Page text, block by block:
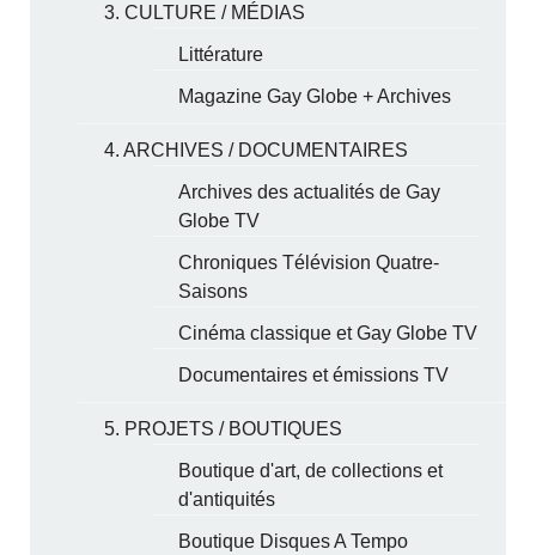
3. CULTURE / MÉDIAS
Littérature
Magazine Gay Globe + Archives
4. ARCHIVES / DOCUMENTAIRES
Archives des actualités de Gay
Globe TV
Chroniques Télévision Quatre-
Saisons
Cinéma classique et Gay Globe TV
Documentaires et émissions TV
5. PROJETS / BOUTIQUES
Boutique d'art, de collections et
d'antiquités
Boutique Disques A Tempo